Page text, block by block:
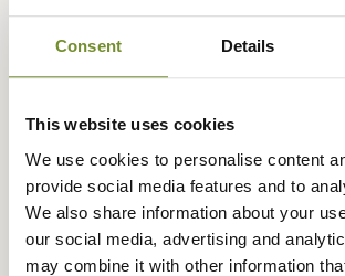
Consent Details
This website uses cookies
We use cookies to personalise content
provide social media features and to
We also share information about your
our social media, advertising and
may combine it with other information